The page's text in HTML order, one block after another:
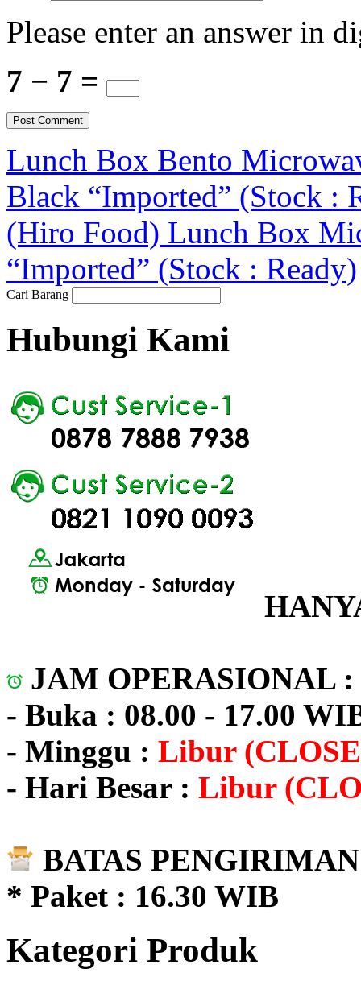
Please enter an answer in
7 − 7 =
Lunch Box Bento
Black “Imported” (Stock :
(Hiro Food) Lunch Box
“Imported” (Stock : Ready)
Cari Barang
Hubungi Kami
JAM OPERASIONAL :
- Buka : 08.00 - 17.00
- Minggu : Libur
- Hari Besar : Libur
BATAS
* Paket : 16.30 WIB
Kategori Produk